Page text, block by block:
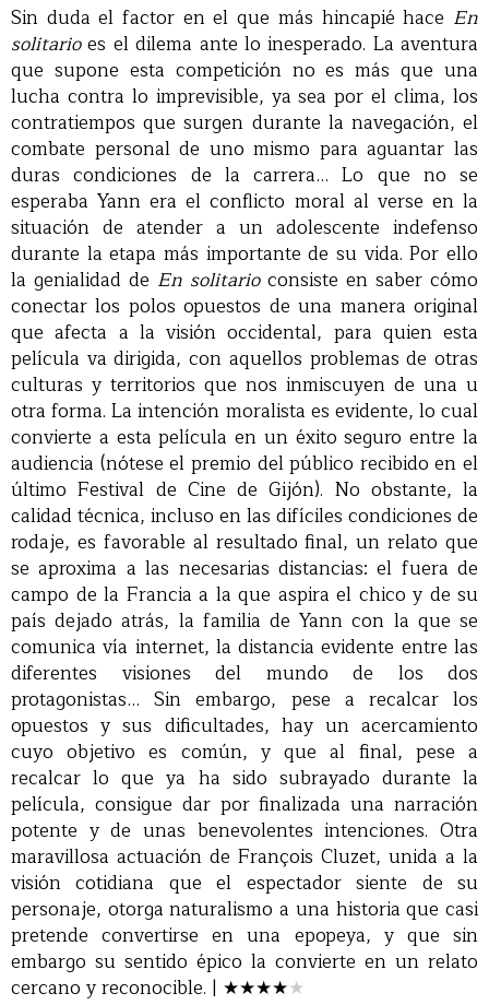
Sin duda el factor en el que más hincapié hace En
solitarioes el dilema ante lo inesperado. La aventura
que supone esta competición no es más que una
lucha contra lo imprevisible, ya sea por el clima, los
contratiempos que surgen durante la navegación, el
combate personal de uno mismo para aguantar las
duras condiciones de la carrera… Lo que no se
esperaba Yann era el conflicto moral al verse en la
situación de atender a un adolescente indefenso
durante la etapa más importante de su vida. Por ello
la genialidad de En solitarioconsiste en saber cómo
conectar los polos opuestos de una manera original
que afecta a la visión occidental, para quien esta
película va dirigida, con aquellos problemas de otras
culturas y territorios que nos inmiscuyen de una u
otra forma. La intención moralista es evidente, lo cual
convierte a esta película en un éxito seguro entre la
audiencia (nótese el premio del público recibido en el
último Festival de Cine de Gijón). No obstante, la
calidad técnica, incluso en las difíciles condiciones de
rodaje, es favorable al resultado final, un relato que
se aproxima a las necesarias distancias: el fuera de
campo de la Francia a la que aspira el chico y de su
país dejado atrás, la familia de Yann con la que se
comunica vía internet, la distancia evidente entre las
diferentes visiones del mundo de los dos
protagonistas… Sin embargo, pese a recalcar los
opuestos y sus dificultades, hay un acercamiento
cuyo objetivo es común, y que al final, pese a
recalcar lo que ya ha sido subrayado durante la
película, consigue dar por finalizada una narración
potente y de unas benevolentes intenciones. Otra
maravillosa actuación de François Cluzet, unida a la
visión cotidiana que el espectador siente de su
personaje, otorga naturalismo a una historia que casi
pretende convertirse en una epopeya, y que sin
embargo su sentido épico la convierte en un relato
cercano y reconocible. | ★★★★★